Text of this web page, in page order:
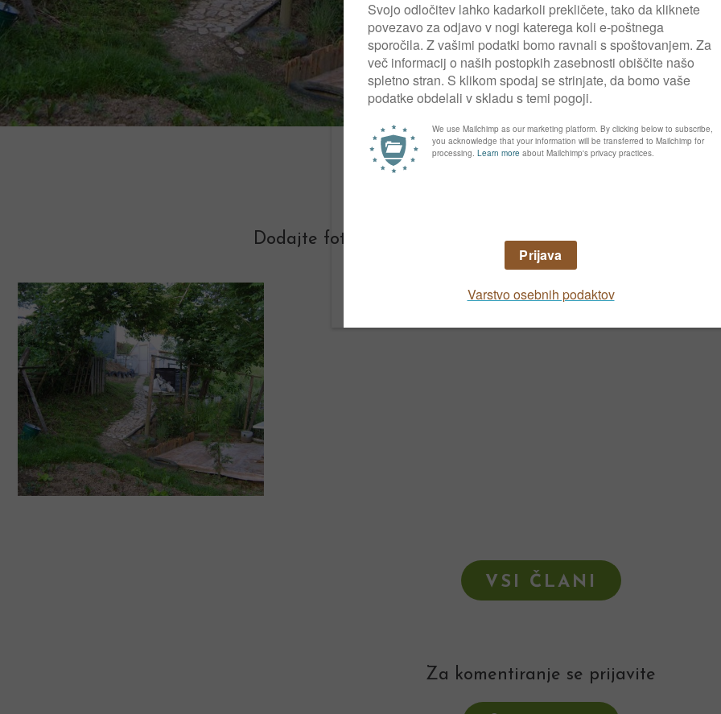
Galerija fotografij vrta
Dodajte fotografije vašega vrta in ga predstavite drugim
VSI ČLANI
Za komentiranje se prijavite